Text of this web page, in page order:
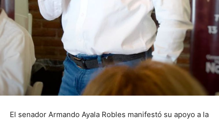
El senador Armando Ayala Robles manifestó su apoyo a la